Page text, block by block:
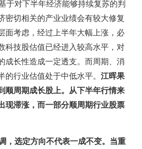
于对下半年经济能够持续复苏的判
密切相关的产业业绩会有较大修复
面考虑，经过上半年大幅上涨，必
科技股估值已经进入较高水平，对
成长性造成一定透支。而周期、消
的行业估值处于中低水平。江晖果
顺周期成长股上。从下半年行情来
现滞涨，而一部分顺周期行业股票
，选定方向不代表一成不变。 当重